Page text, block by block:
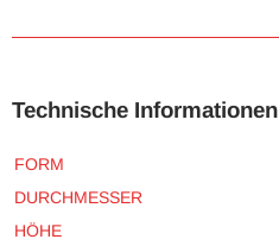
Technische Informationen
FORM
DURCHMESSER
HÖHE